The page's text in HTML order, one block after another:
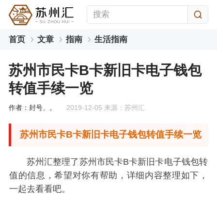
首页 文章 指南 生活指南
苏州市民卡B卡新旧卡电子钱包
转值手续一览
作者：封号、。 2019-12-05 来源：苏州汇
苏州市民卡B卡新旧卡电子钱包转值手续一览
苏州汇整理了苏州市民卡B卡新旧卡电子钱包转
值的信息，希望对你有帮助，详细内容整理如下，
一起去看看吧。